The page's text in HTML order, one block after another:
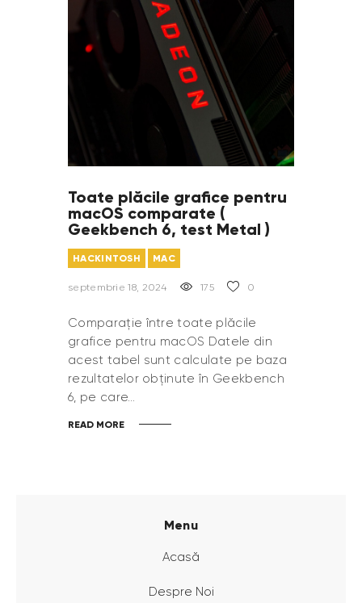
Toate plăcile grafice pentru
macOS comparate (
Geekbench 6, test Metal )
HACKINTOSH MAC
septembrie 18, 2024 175 0
Comparație între toate plăcile
grafice pentru macOS Datele din
acest tabel sunt calculate pe baza
rezultatelor obținute în Geekbench
6, pe care…
READ MORE
Menu
Acasă
Despre Noi